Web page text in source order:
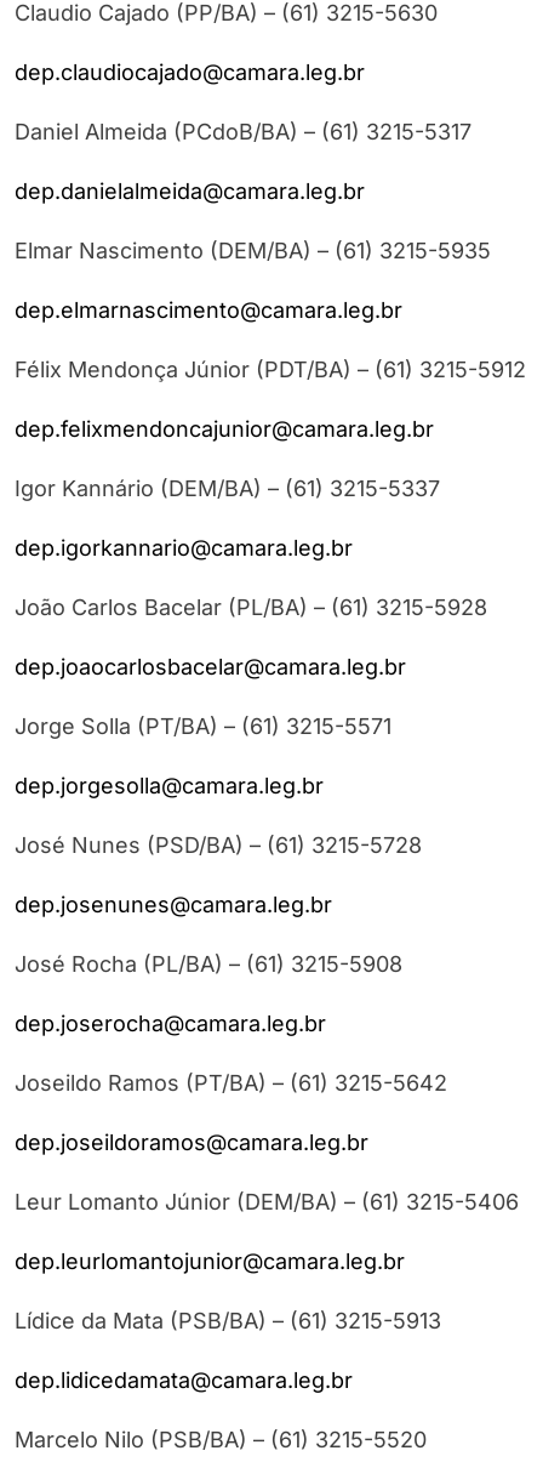
Claudio Cajado (PP/BA) – (61) 3215-5630
dep.claudiocajado@camara.leg.br
Daniel Almeida (PCdoB/BA) – (61) 3215-5317
dep.danielalmeida@camara.leg.br
Elmar Nascimento (DEM/BA) – (61) 3215-5935
dep.elmarnascimento@camara.leg.br
Félix Mendonça Júnior (PDT/BA) – (61) 3215-5912
dep.felixmendoncajunior@camara.leg.br
Igor Kannário (DEM/BA) – (61) 3215-5337
dep.igorkannario@camara.leg.br
João Carlos Bacelar (PL/BA) – (61) 3215-5928
dep.joaocarlosbacelar@camara.leg.br
Jorge Solla (PT/BA) – (61) 3215-5571
dep.jorgesolla@camara.leg.br
José Nunes (PSD/BA) – (61) 3215-5728
dep.josenunes@camara.leg.br
José Rocha (PL/BA) – (61) 3215-5908
dep.joserocha@camara.leg.br
Joseildo Ramos (PT/BA) – (61) 3215-5642
dep.joseildoramos@camara.leg.br
Leur Lomanto Júnior (DEM/BA) – (61) 3215-5406
dep.leurlomantojunior@camara.leg.br
Lídice da Mata (PSB/BA) – (61) 3215-5913
dep.lidicedamata@camara.leg.br
Marcelo Nilo (PSB/BA) – (61) 3215-5520